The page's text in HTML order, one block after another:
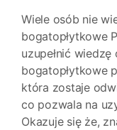
Wiele osób nie
bogatopłytkowe
uzupełnić
bogatopłytkowe
która zostaje
co pozwala na
Okazuje się że,